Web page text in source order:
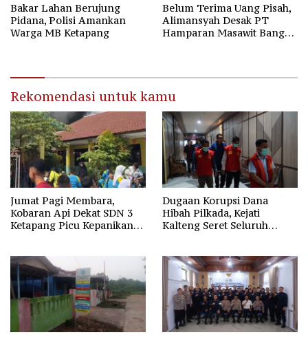
Bakar Lahan Berujung
Pidana, Polisi Amankan
Warga MB Ketapang
Belum Terima Uang Pisah,
Alimansyah Desak PT
Hamparan Masawit Bangun
Rekomendasi untuk kamu
Jumat Pagi Membara,
Kobaran Api Dekat SDN 3
Ketapang Picu Kepanikan
Dugaan Korupsi Dana
Hibah Pilkada, Kejati
Kalteng Seret Seluruh